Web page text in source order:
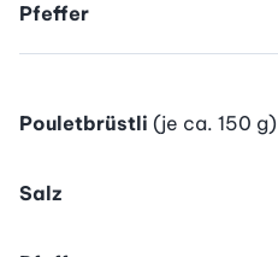
Pfeffer
Pouletbrüstli (je ca. 150 g)
Salz